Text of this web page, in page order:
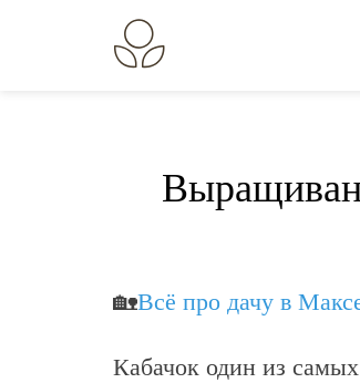
🏡Всё про дачу в
Кабачок один из